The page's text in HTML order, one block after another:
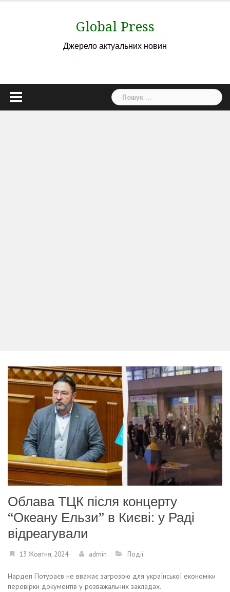
Global Press
Джерело актуальних новин
Пошук:
Облава ТЦК після концерту
“Океану Ельзи” в Києві: у Раді
відреагували
13 Жовтня, 2024 admin Події
Нардеп Потураєв не вважає загрозою для української економіки
перевірки документів у розважальних закладах.